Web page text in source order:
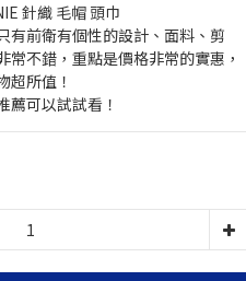
針織 毛帽 頭巾
有前衛有個性的設計、面料、剪
不錯，重點是價格非常的實惠，
超所值！
薦可以試試看！